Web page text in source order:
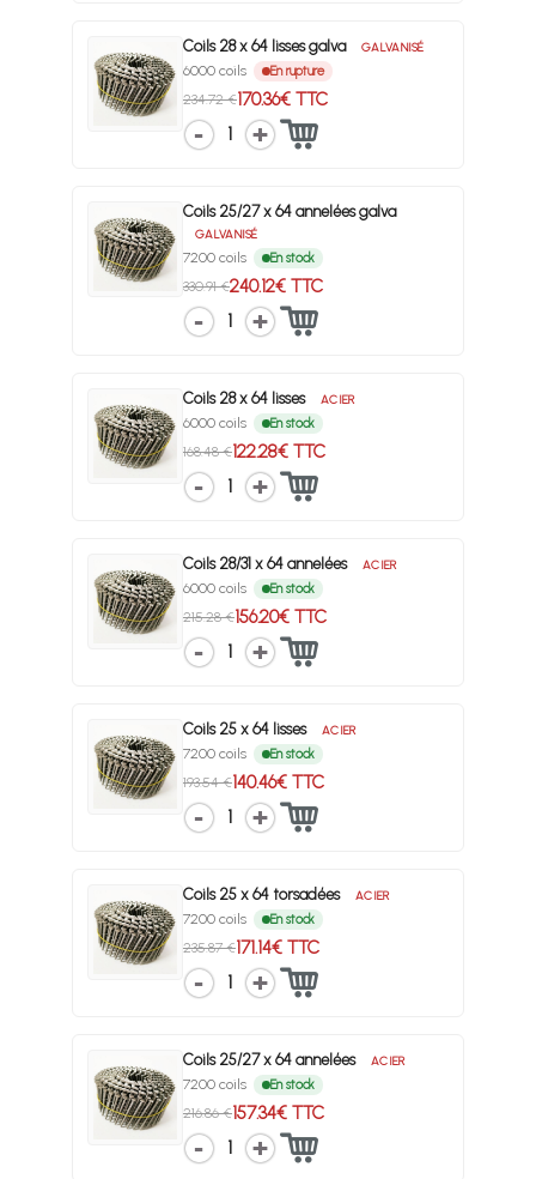
Coils 28 x 64 lisses galva GALVANISÉ
6000 coils En rupture
234.72 €170.36€ TTC
1
Coils 25/27 x 64 annelées galva
GALVANISÉ
7200 coils En stock
330.91 €240.12€ TTC
1
Coils 28 x 64 lisses ACIER
6000 coils En stock
168.48 €122.28€ TTC
1
Coils 28/31 x 64 annelées ACIER
6000 coils En stock
215.28 €156.20€ TTC
1
Coils 25 x 64 lisses ACIER
7200 coils En stock
193.54 €140.46€ TTC
1
Coils 25 x 64 torsadées ACIER
7200 coils En stock
235.87 €171.14€ TTC
1
Coils 25/27 x 64 annelées ACIER
7200 coils En stock
216.86 €157.34€ TTC
1